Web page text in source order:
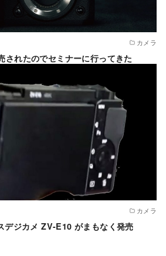
カメラ
れたのでセミナーに行ってきた
カメラ
ジカメ ZV-E10 がまもなく発売